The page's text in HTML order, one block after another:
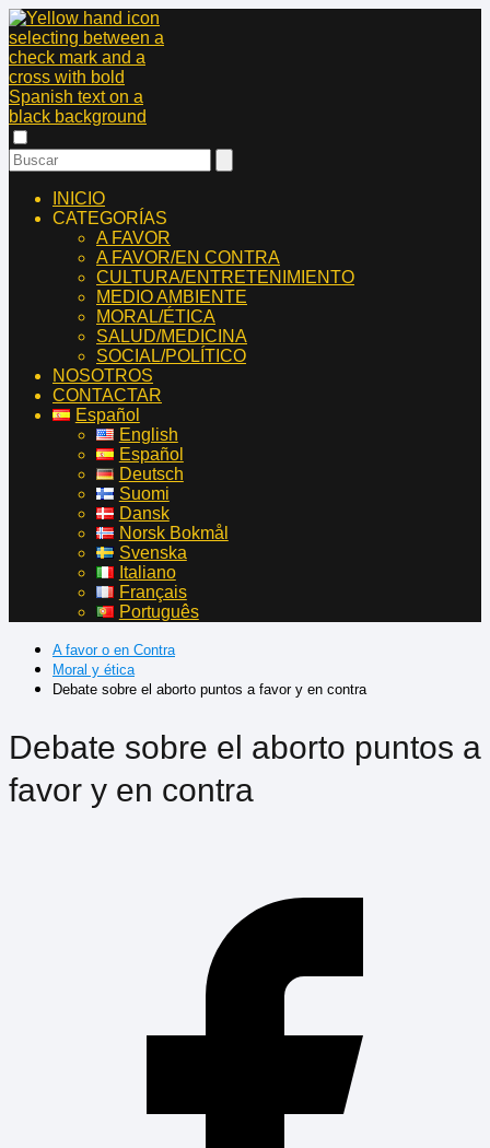
INICIO
CATEGORÍAS
A FAVOR
A FAVOR/EN CONTRA
CULTURA/ENTRETENIMIENTO
MEDIO AMBIENTE
MORAL/ÉTICA
SALUD/MEDICINA
SOCIAL/POLÍTICO
NOSOTROS
CONTACTAR
Español
English
Español
Deutsch
Suomi
Dansk
Norsk Bokmål
Svenska
Italiano
Français
Português
A favor o en Contra
Moral y ética
Debate sobre el aborto puntos a favor y en contra
Debate sobre el aborto puntos a
favor y en contra